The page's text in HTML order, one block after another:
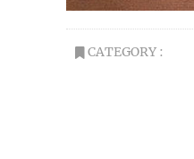
CATEGORY :